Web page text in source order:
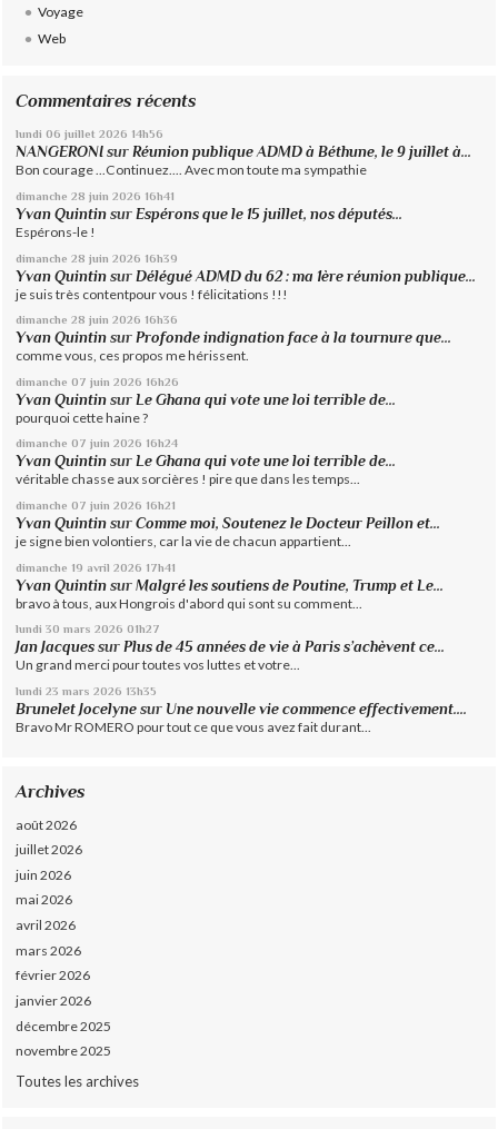
Voyage
Web
Commentaires récents
lundi 06 juillet 2026 14h56
NANGERONI surRéunion publique ADMD à Béthune, le 9 juillet à...
Bon courage ...Continuez.... Avec mon toute ma sympathie
dimanche 28 juin 2026 16h41
Yvan Quintin surEspérons que le 15 juillet, nos députés...
Espérons-le !
dimanche 28 juin 2026 16h39
Yvan Quintin surDélégué ADMD du 62 : ma 1ère réunion publique...
je suis très contentpour vous ! félicitations !!!
dimanche 28 juin 2026 16h36
Yvan Quintin surProfonde indignation face à la tournure que...
comme vous, ces propos me hérissent.
dimanche 07 juin 2026 16h26
Yvan Quintin sur Le Ghana qui vote une loi terrible de...
pourquoi cette haine ?
dimanche 07 juin 2026 16h24
Yvan Quintin surLe Ghana qui vote une loi terrible de...
véritable chasse aux sorcières ! pire que dans les temps...
dimanche 07 juin 2026 16h21
Yvan Quintin surComme moi, Soutenez le Docteur Peillon et...
je signe bien volontiers, car la vie de chacun appartient...
dimanche 19 avril 2026 17h41
Yvan Quintin surMalgré les soutiens de Poutine, Trump et Le...
bravo à tous, aux Hongrois d'abord qui sont su comment...
lundi 30 mars 2026 01h27
Jan Jacques surPlus de 45 années de vie à Paris s’achèvent ce...
Un grand merci pour toutes vos luttes et votre...
lundi 23 mars 2026 13h35
Brunelet Jocelyne sur Une nouvelle vie commence effectivement....
Bravo Mr ROMERO pour tout ce que vous avez fait durant...
Archives
août 2026
juillet 2026
juin 2026
mai 2026
avril 2026
mars 2026
février 2026
janvier 2026
décembre 2025
novembre 2025
Toutes les archives